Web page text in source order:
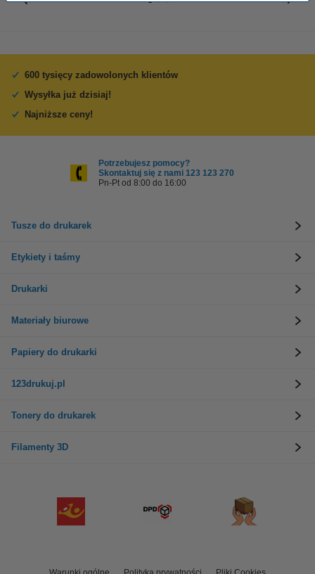
600 tysięcy zadowolonych klientów
Wysyłka już dzisiaj!
Najniższe ceny!
Potrzebujesz pomocy?
Skontaktuj się z nami 123 123 270
Pn-Pt od 8:00 do 16:00
Tusze do drukarek
Etykiety i taśmy
Drukarki
Materiały biurowe
Papiery do drukarki
123drukuj.pl
Tonery do drukarek
Filamenty 3D